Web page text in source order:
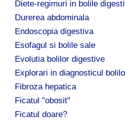
Diete-regimuri in bolile
Durerea abdominala
Endoscopia digestiva
Esofagul si bolile sale
Evolutia bolilor digestive
Explorari in diagnosticul
Fibroza hepatica
Ficatul "obosit"
Ficatul doare?